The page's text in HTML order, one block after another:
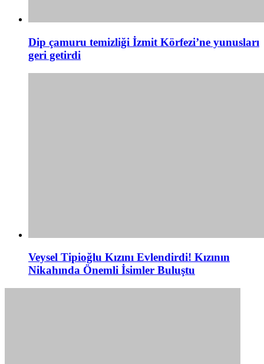
Dip çamuru temizliği İzmit Körfezi’ne yunusları
geri getirdi
Veysel Tipioğlu Kızını Evlendirdi! Kızının
Nikahında Önemli İsimler Buluştu